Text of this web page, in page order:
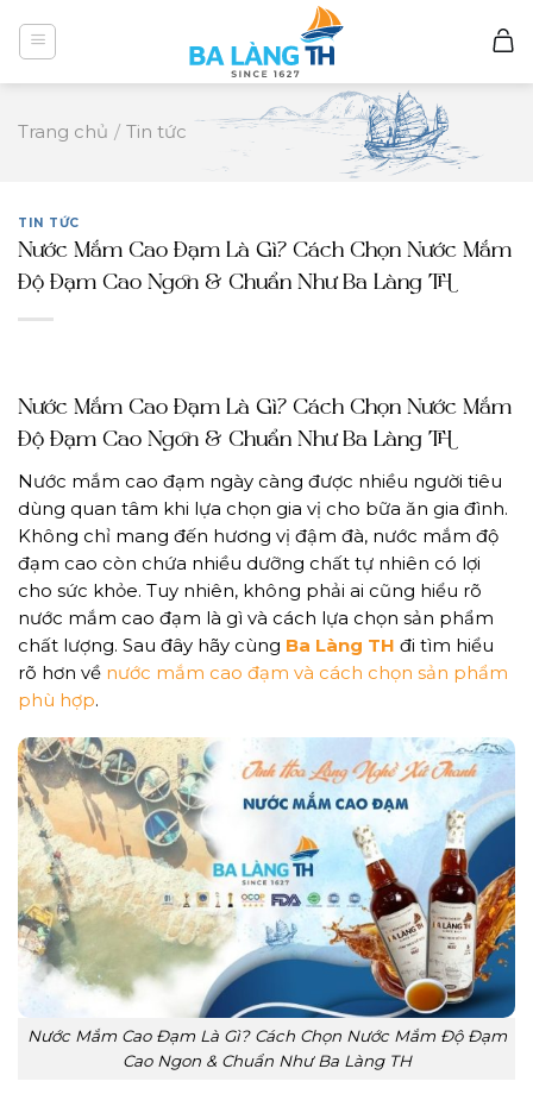
content
Trang chủ / Tin tức
TIN TỨC
Nước Mắm Cao Đạm Là Gì? Cách Chọn Nước Mắm
Độ Đạm Cao Ngon & Chuẩn Như Ba Làng TH
Nước Mắm Cao Đạm Là Gì? Cách Chọn Nước Mắm
Độ Đạm Cao Ngon & Chuẩn Như Ba Làng TH
Nước mắm cao đạm ngày càng được nhiều người tiêu
dùng quan tâm khi lựa chọn gia vị cho bữa ăn gia đình.
Không chỉ mang đến hương vị đậm đà, nước mắm độ
đạm cao còn chứa nhiều dưỡng chất tự nhiên có lợi
cho sức khỏe. Tuy nhiên, không phải ai cũng hiểu rõ
nước mắm cao đạm là gì và cách lựa chọn sản phẩm
chất lượng. Sau đây hãy cùng Ba Làng TH đi tìm hiểu
rõ hơn về nước mắm cao đạm và cách chọn sản phẩm
phù hợp.
Nước Mắm Cao Đạm Là Gì? Cách Chọn Nước Mắm Độ Đạm
Cao Ngon & Chuẩn Như Ba Làng TH